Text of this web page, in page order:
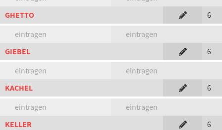
GHETTO
6
eintragen
eintragen
GIEBEL
6
eintragen
eintragen
KACHEL
6
eintragen
eintragen
KELLER
6